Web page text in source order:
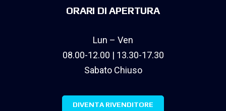
ORARI DI APERTURA
Lun – Ven
08.00-12.00 | 13.30-17.30
Sabato Chiuso
DIVENTA RIVENDITORE